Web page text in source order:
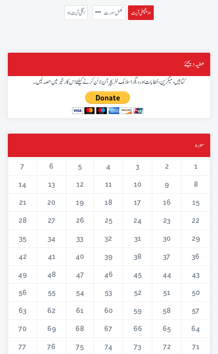
پچھلی آیت » مکمل سورت « اگلی آیت
عطیہ دیجئے
کتابیں، میگزین، خطابات اور دیگر اسلامک لٹریچر آن لائن کرنے کیلئے اس کار خیر میں حصہ لیں۔
سورہ
1
2
3
4
5
6
7
8
9
10
11
12
13
14
15
16
17
18
19
20
21
22
23
24
25
26
27
28
29
30
31
32
33
34
35
36
37
38
39
40
41
42
43
44
45
46
47
48
49
50
51
52
53
54
55
56
57
58
59
60
61
62
63
64
65
66
67
68
69
70
71
72
73
74
75
76
77